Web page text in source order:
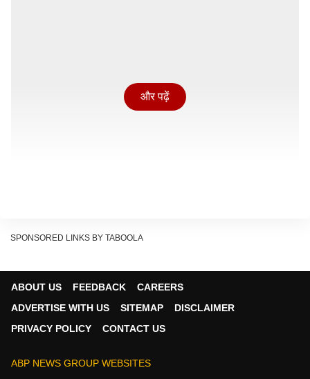
हो जाएगा. मुकाबला 1 घंटा 15 मिनट देरी से शरू होगा. यह अपडेट
और पढ़ें
SPONSORED LINKS BY TABOOLA
ABOUT US FEEDBACK
CAREERS
ADVERTISE WITH US
SITEMAP
DISCLAIMER
PRIVACY POLICY
CONTACT US
ABP NEWS GROUP WEBSITES